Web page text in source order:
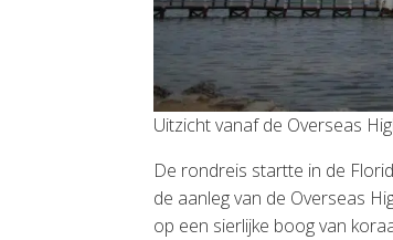
Uitzicht vanaf de Overseas
De rondreis startte in de
de aanleg van de Overseas
op een sierlijke boog van